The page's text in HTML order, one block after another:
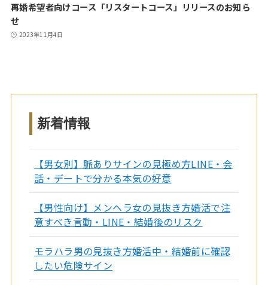
再婚希望者向けコース「リスタートコース」リリースのお知ら
せ
2023年11月4日
新着情報
【男女別】脈ありサインの見極め方LINE・会
話・デートで分かる本気の好意
【男性向け】メンヘラ女の見抜き方婚活で注
意すべき言動・LINE・結婚後のリスク
モラハラ男の見抜き方婚活中・結婚前に確認
したい危険サイン